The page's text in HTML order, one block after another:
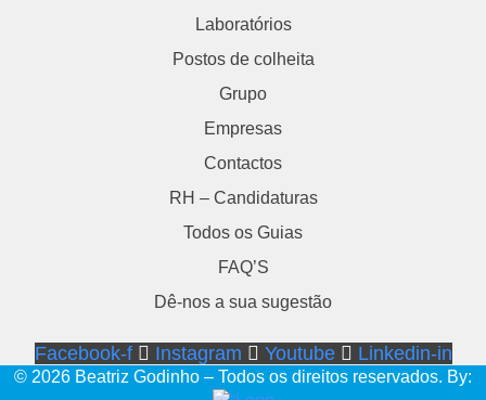
Laboratórios
Postos de colheita
Grupo
Empresas
Contactos
RH – Candidaturas
Todos os Guias
FAQ’S
Dê-nos a sua sugestão
Facebook-f Instagram Youtube Linkedin-in
© 2026 Beatriz Godinho – Todos os direitos reservados. By: